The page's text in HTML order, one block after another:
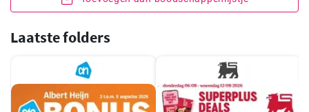
Laatste folders